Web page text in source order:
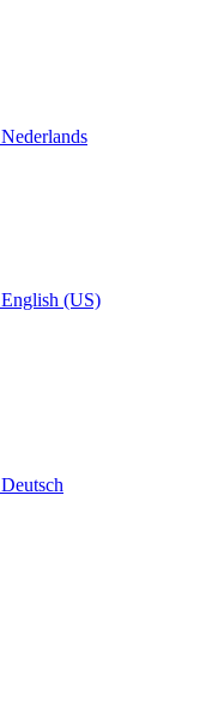
Nederlands
English (US)
Deutsch